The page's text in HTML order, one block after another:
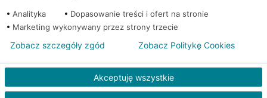
© 2026 Credit Agricole Bank Polska S.A. Wszelkie prawa zastrzeżone
Analityka
Dopasowanie treści i ofert na stronie
Marketing wykonywany przez strony trzecie
Akceptuję wszystkie
Zobacz szczegóły zgód Zobacz Politykę Cookies